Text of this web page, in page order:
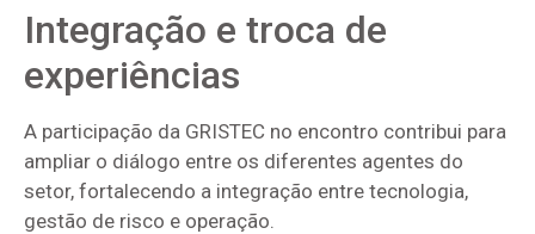
Integração e troca de
experiências
A participação da GRISTEC no encontro contribui para
ampliar o diálogo entre os diferentes agentes do
setor, fortalecendo a integração entre tecnologia,
gestão de risco e operação.